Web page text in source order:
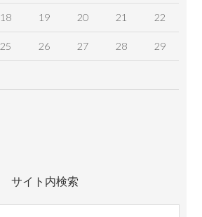
18 19 20 21 22
25 26 27 28 29
サイト内検索